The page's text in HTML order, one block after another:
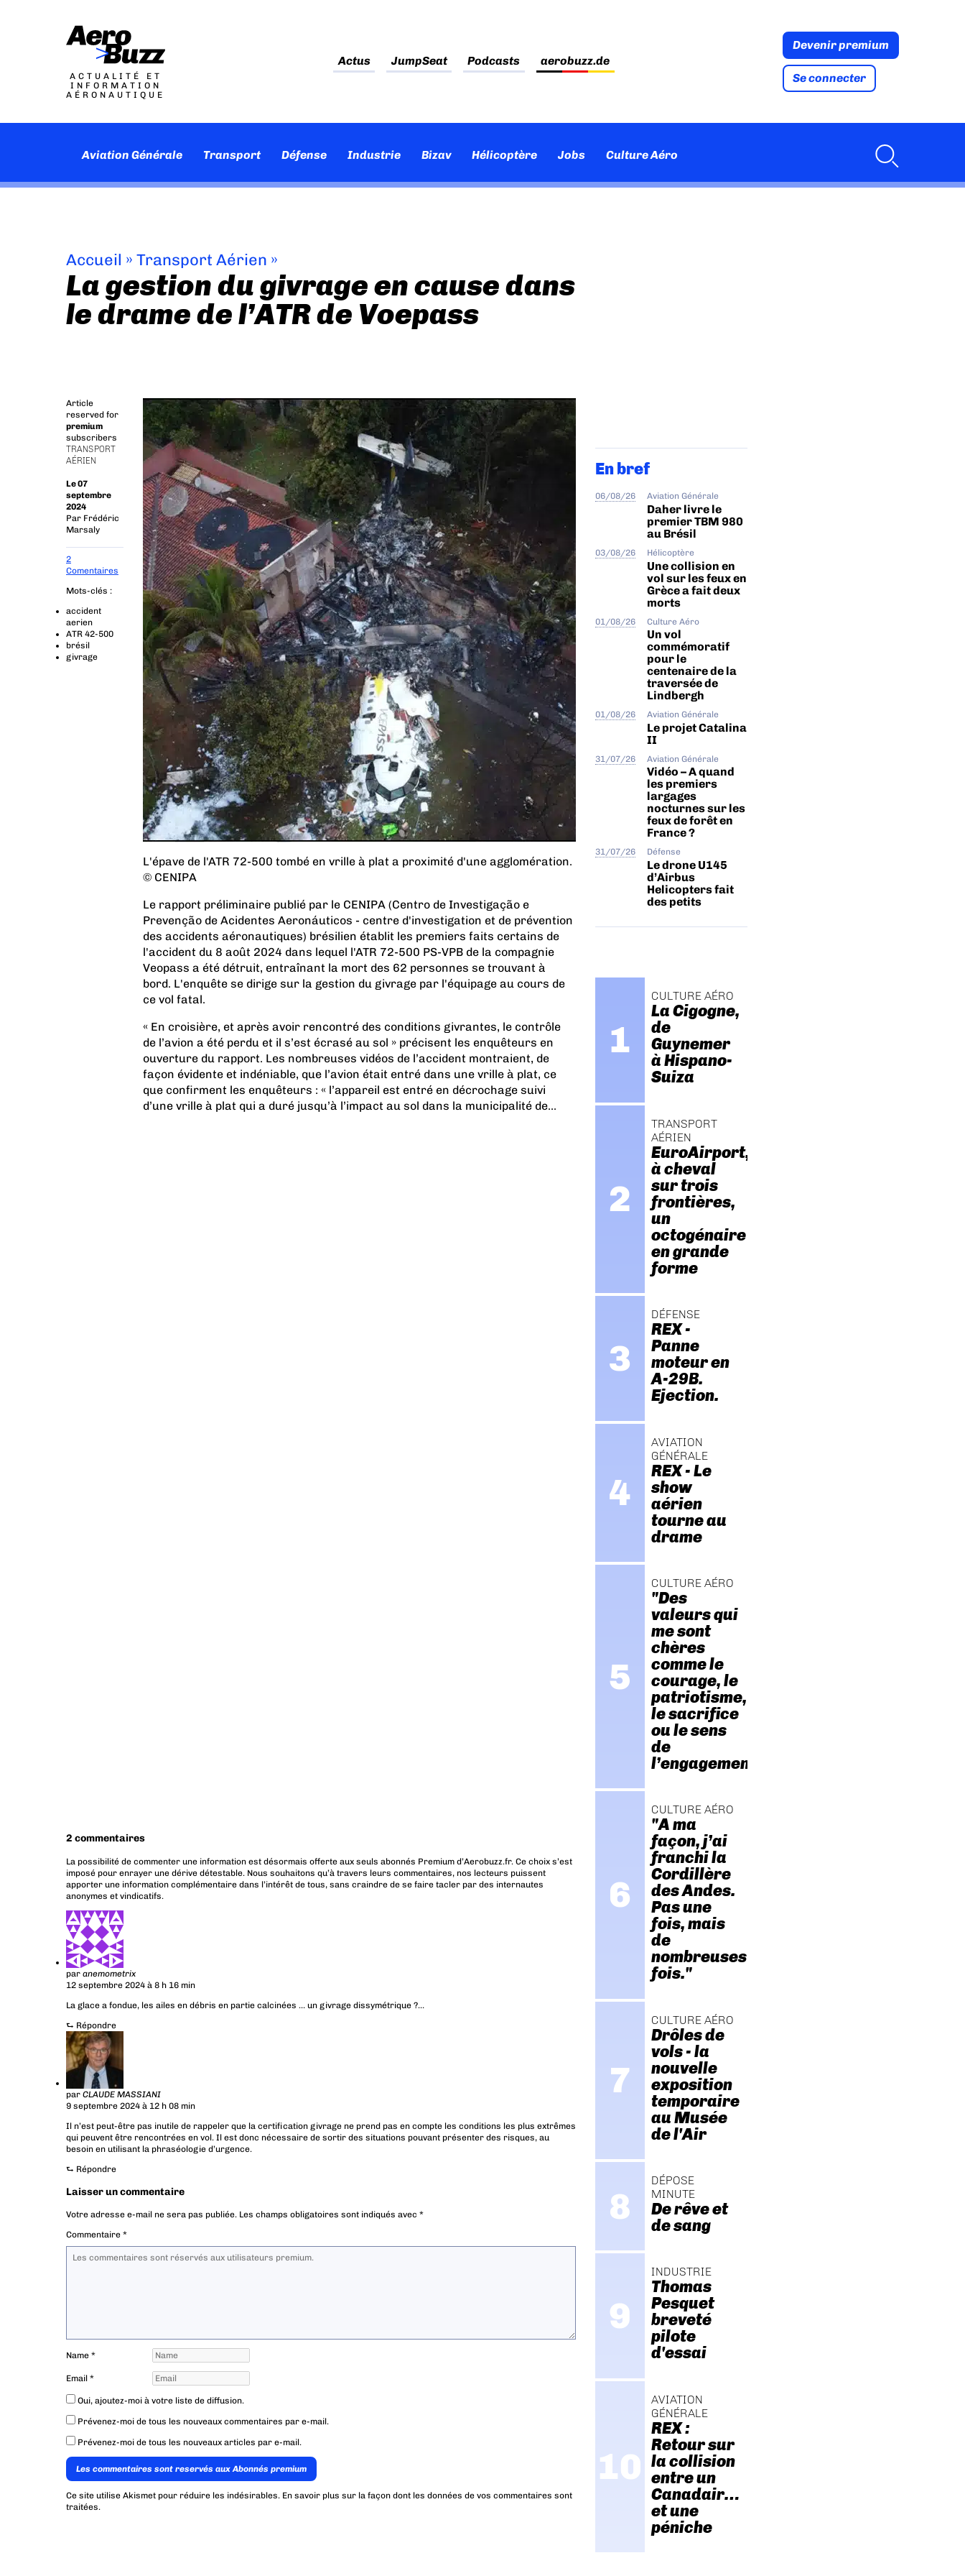
ACTUALITÉ ET
INFORMATION
AÉRONAUTIQUE
Actus JumpSeat Podcasts aerobuzz.de
Devenir premium
Se connecter
Aviation Générale Transport Défense Industrie Bizav Hélicoptère Jobs Culture Aéro
Accueil » Transport Aérien »
La gestion du givrage en cause dans
le drame de l’ATR de Voepass
Article
reserved for
premium
subscribers
TRANSPORT
AÉRIEN
Le 07
septembre
2024
Par Frédéric
Marsaly
2
Comentaires
Mots-clés :
accident
aerien
ATR 42-500
brésil
givrage
L'épave de l'ATR 72-500 tombé en vrille à plat a proximité d'une agglomération.
© CENIPA
Le rapport préliminaire publié par le CENIPA (Centro de Investigação e
Prevenção de Acidentes Aeronáuticos - centre d'investigation et de prévention
des accidents aéronautiques) brésilien établit les premiers faits certains de
l'accident du 8 août 2024 dans lequel l'ATR 72-500 PS-VPB de la compagnie
Veopass a été détruit, entraînant la mort des 62 personnes se trouvant à
bord. L'enquête se dirige sur la gestion du givrage par l'équipage au cours de
ce vol fatal.
« En croisière, et après avoir rencontré des conditions givrantes, le contrôle
de l’avion a été perdu et il s’est écrasé au sol » précisent les enquêteurs en
ouverture du rapport. Les nombreuses vidéos de l’accident montraient, de
façon évidente et indéniable, que l’avion était entré dans une vrille à plat, ce
que confirment les enquêteurs : « l’appareil est entré en décrochage suivi
d’une vrille à plat qui a duré jusqu’à l’impact au sol dans la municipalité de...
2 commentaires
La possibilité de commenter une information est désormais offerte aux seuls abonnés Premium d’Aerobuzz.fr. Ce choix s’est
imposé pour enrayer une dérive détestable. Nous souhaitons qu’à travers leurs commentaires, nos lecteurs puissent
apporter une information complémentaire dans l’intérêt de tous, sans craindre de se faire tacler par des internautes
anonymes et vindicatifs.
par anemometrix
12 septembre 2024 à 8 h 16 min
La glace a fondue, les ailes en débris en partie calcinées … un givrage dissymétrique ?…
⮑ Répondre
par CLAUDE MASSIANI
9 septembre 2024 à 12 h 08 min
Il n’est peut-être pas inutile de rappeler que la certification givrage ne prend pas en compte les conditions les plus extrêmes
qui peuvent être rencontrées en vol. Il est donc nécessaire de sortir des situations pouvant présenter des risques, au
besoin en utilisant la phraséologie d’urgence.
⮑ Répondre
Laisser un commentaire
Votre adresse e-mail ne sera pas publiée. Les champs obligatoires sont indiqués avec *
Commentaire *
Name *
Email *
Oui, ajoutez-moi à votre liste de diffusion.
Prévenez-moi de tous les nouveaux commentaires par e-mail.
Prévenez-moi de tous les nouveaux articles par e-mail.
Les commentaires sont reservés aux Abonnés premium
Ce site utilise Akismet pour réduire les indésirables. En savoir plus sur la façon dont les données de vos commentaires sont
traitées.
En bref
06/08/26 Aviation Générale
Daher livre le
premier TBM 980
au Brésil
03/08/26 Hélicoptère
Une collision en
vol sur les feux en
Grèce a fait deux
morts
01/08/26 Culture Aéro
Un vol
commémoratif
pour le
centenaire de la
traversée de
Lindbergh
01/08/26 Aviation Générale
Le projet Catalina
II
31/07/26 Aviation Générale
Vidéo – A quand
les premiers
largages
nocturnes sur les
feux de forêt en
France ?
31/07/26 Défense
Le drone U145
d’Airbus
Helicopters fait
des petits
CULTURE AÉRO
La Cigogne,
de
Guynemer
à Hispano-
Suiza
TRANSPORT
AÉRIEN
EuroAirport,
à cheval
sur trois
frontières,
un
octogénaire
en grande
forme
DÉFENSE
REX -
Panne
moteur en
A-29B.
Ejection.
AVIATION
GÉNÉRALE
REX - Le
show
aérien
tourne au
drame
CULTURE AÉRO
"Des
valeurs qui
me sont
chères
comme le
courage, le
patriotisme,
le sacrifice
ou le sens
de
l’engagement."
CULTURE AÉRO
"A ma
façon, j’ai
franchi la
Cordillère
des Andes.
Pas une
fois, mais
de
nombreuses
fois."
CULTURE AÉRO
Drôles de
vols - la
nouvelle
exposition
temporaire
au Musée
de l'Air
DÉPOSE
MINUTE
De rêve et
de sang
INDUSTRIE
Thomas
Pesquet
breveté
pilote
d'essai
AVIATION
GÉNÉRALE
REX :
Retour sur
la collision
entre un
Canadair…
et une
péniche